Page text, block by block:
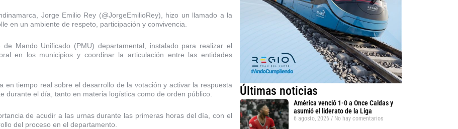
Jorge Emilio Rey (@JorgeEmilioRey), hizo un llamado a la
en un ambiente de respeto, participación y convivencia.
Mando Unificado (PMU) departamental, instalado para realizar el
en los municipios y coordinar la articulación entre las entidades
en tiempo real sobre el desarrollo de la votación y activar la respuesta
durante el día, tanto en materia logística como de orden público.
de acudir a las urnas durante las primeras horas del día, con el
del proceso en el departamento.
Últimas noticias
América venció 1-0 a Once Caldas y
asumió el liderato de la Liga
6 agosto, 2026 No hay comentarios